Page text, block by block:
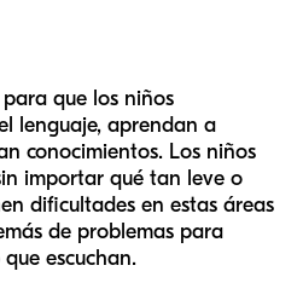
para que los niños
lenguaje, aprendan a
conocimientos. Los niños
importar qué tan leve o
dificultades en estas áreas
de problemas para
escuchan.